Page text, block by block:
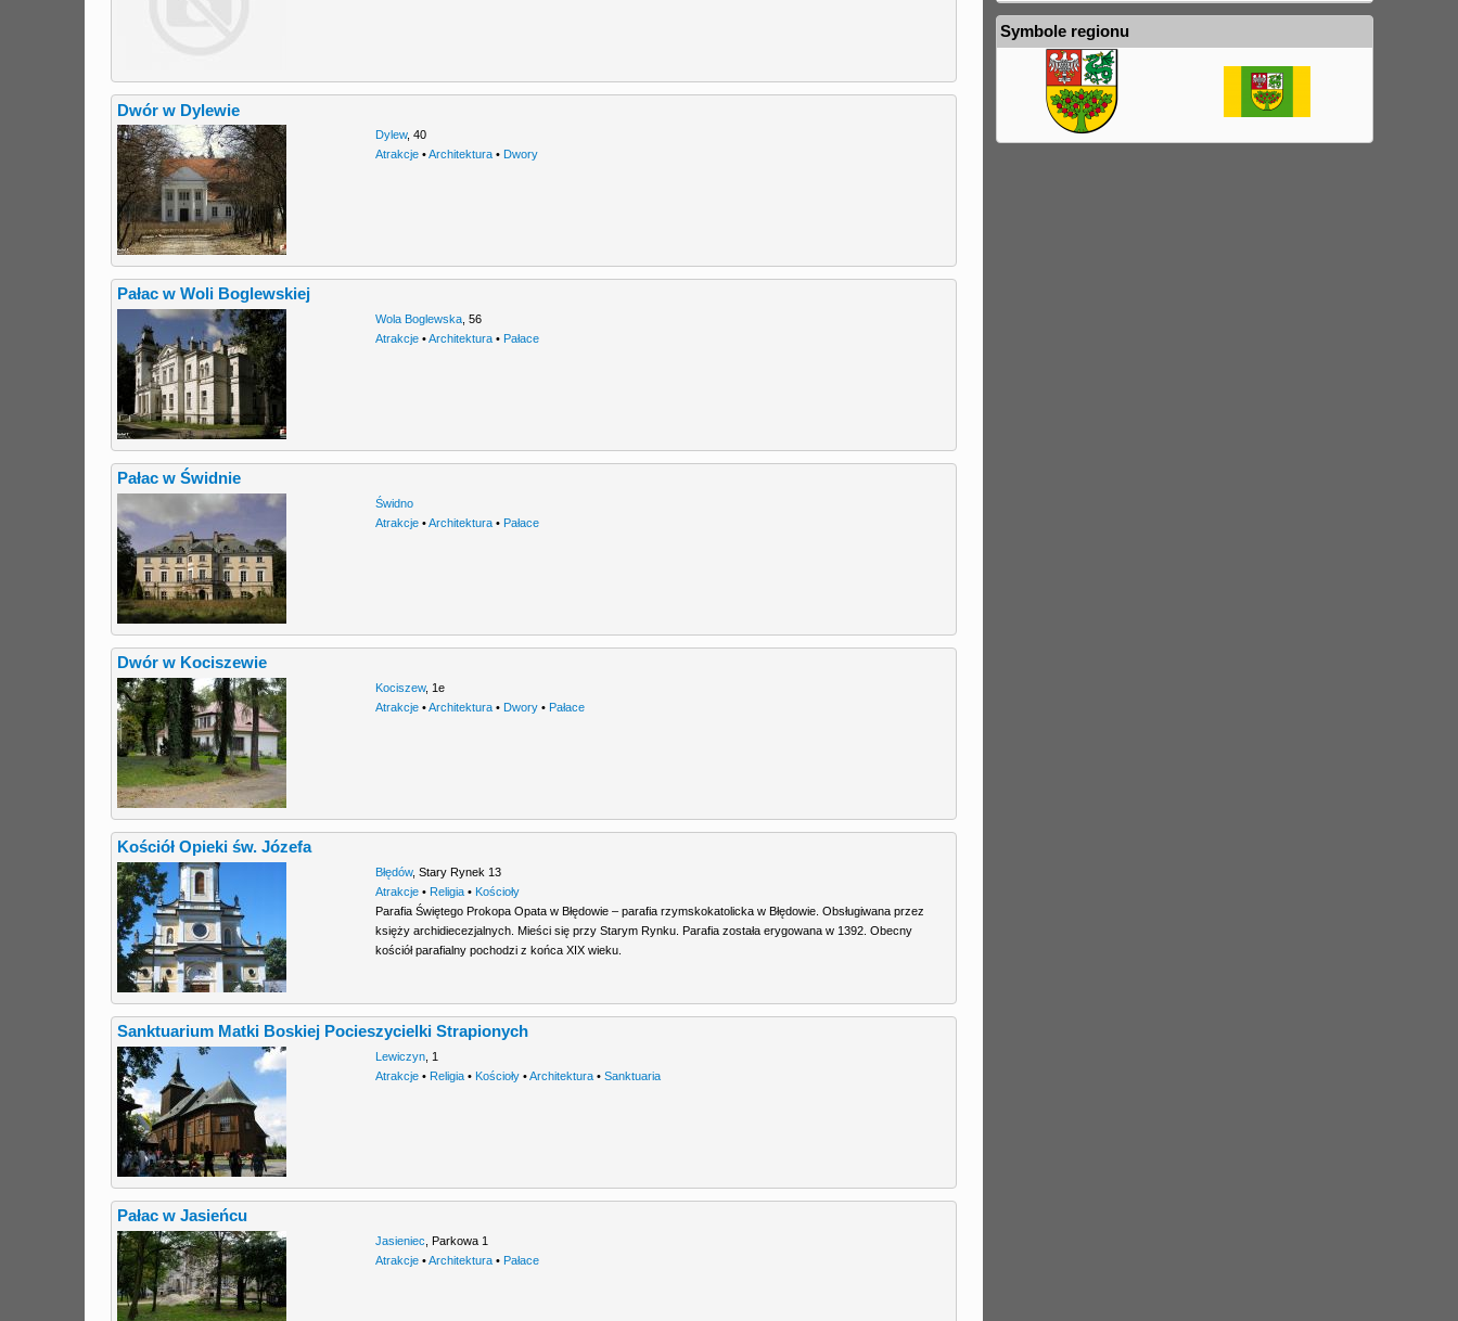
Dwór w Dylewie
Dylew,40
Atrakcje •Architektura • Dwory
Pałac w Woli Boglewskiej
Wola Boglewska ,56
Atrakcje •Architektura • Pałace
Pałac w Świdnie
Świdno
Atrakcje •Architektura • Pałace
Dwór w Kociszewie
Kociszew, 1e
Atrakcje •Architektura • Dwory • Pałace
Kościół Opieki św. Józefa
Błędów,Stary Rynek 13
Atrakcje • Religia • Kościoły
Parafia Świętego Prokopa Opata w Błędowie – parafia rzymskokatolicka w Błędowie. Obsługiwana przez
księży archidiecezjalnych. Mieści się przy Starym Rynku. Parafia została erygowana w 1392. Obecny
kościół parafialny pochodzi z końca XIX wieku.
Sanktuarium Matki Boskiej Pocieszycielki Strapionych
Lewiczyn 1
Atrakcje • Religia • Kościoły •Architektura •Sanktuaria
Pałac w Jasieńcu
Jasieniec
Parkowa 1
Atrakcje •Architektura • Pałace
Symbole regionu